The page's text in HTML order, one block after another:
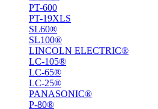
PT-600
PT-19XLS
SL60®
SL100®
LINCOLN ELECTRIC®
LC-105®
LC-65®
LC-25®
PANASONIC®
P-80®